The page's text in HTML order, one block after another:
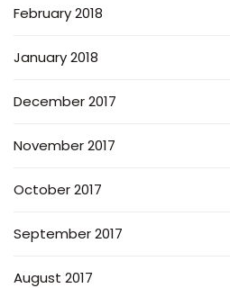
February 2018
January 2018
December 2017
November 2017
October 2017
September 2017
August 2017